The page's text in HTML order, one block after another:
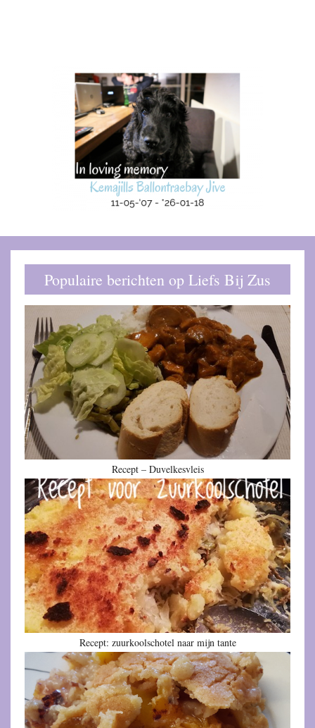
Populaire berichten op Liefs Bij Zus
Recept – Duvelkesvleis
Recept: zuurkoolschotel naar mijn tante